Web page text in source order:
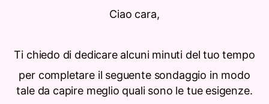
Ciao cara,
Ti chiedo di dedicare alcuni minuti del tuo tempo
per completare il seguente sondaggio in modo
tale da capire meglio quali sono le tue esigenze.